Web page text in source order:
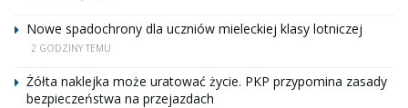
Nowe spadochrony dla uczniów mieleckiej klasy lotniczej
2 GODZINY TEMU
Żółta naklejka może uratować życie. PKP przypomina zasady
bezpieczeństwa na przejazdach